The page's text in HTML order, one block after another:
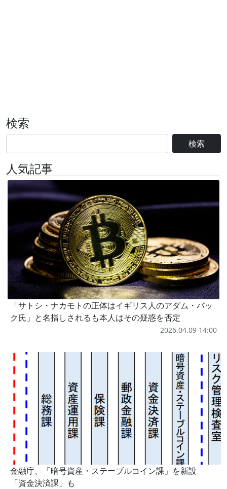
検索
検索
人気記事
「サトシ・ナカモトの正体はイギリス人のアダム・バッ
ク氏」と名指しされるも本人はその疑惑を否定
2026.04.09 14:00
金融庁、「暗号資産・ステーブルコイン課」を新設
「資金決済課」も